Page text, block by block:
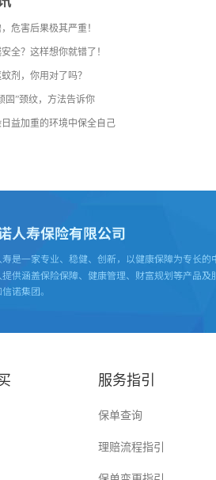
危害后果极其严重！
全？这样想你就错了！
剂，你用对了吗？
固”颈纹，方法告诉你
益加重的环境中保全自己
服务指引
保单查询
理赔流程指引